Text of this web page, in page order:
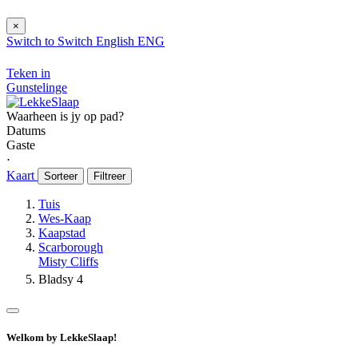
×
Switch to Switch English ENG
Teken in
Gunstelinge
Waarheen is jy op pad?
Datums
Gaste
⋅
Kaart
Sorteer Filtreer
Tuis
Wes-Kaap
Kaapstad
Scarborough
Misty Cliffs
Bladsy 4
Welkom by LekkeSlaap!